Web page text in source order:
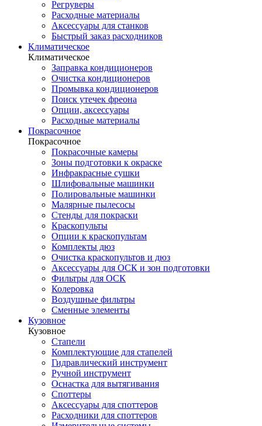
Регруверы
Расходные материалы
Аксессуары для станков
Быстрый заказ расходников
Климатическое
Климатическое
Заправка кондиционеров
Очистка кондиционеров
Промывка кондиционеров
Поиск утечек фреона
Опции, аксессуары
Расходные материалы
Покрасочное
Покрасочное
Покрасочные камеры
Зоны подготовки к окраске
Инфракрасные сушки
Шлифовальные машинки
Полировальные машинки
Малярные пылесосы
Стенды для покраски
Краскопульты
Опции к краскопультам
Комплекты дюз
Очистка краскопультов и дюз
Аксессуары для ОСК и зон подготовки
Фильтры для ОСК
Колеровка
Воздушные фильтры
Сменные элементы
Кузовное
Кузовное
Стапели
Комплектующие для стапелей
Гидравлический инструмент
Ручной инструмент
Оснастка для вытягивания
Споттеры
Аксессуары для споттеров
Расходники для споттеров